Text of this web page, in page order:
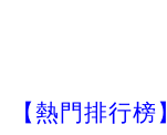
【熱門排行榜